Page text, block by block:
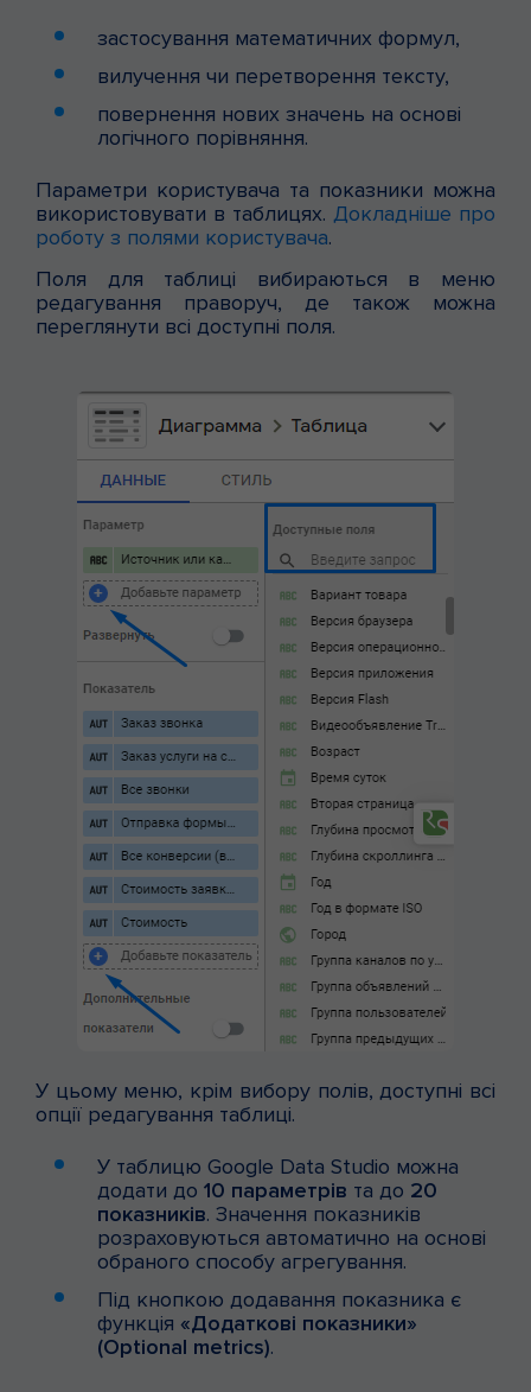
застосування математичних формул,
вилучення чи перетворення тексту,
повернення нових значень на основі
логічного порівняння.
Параметри користувача та показники можна
використовувати в таблицях. Докладніше про
роботу з полями користувача.
Поля для таблиці вибираються в меню
редагування праворуч, де також можна
переглянути всі доступні поля.
У цьому меню, крім вибору полів, доступні всі
опції редагування таблиці.
У таблицю Google Data Studio можна
додати до 10 параметрів та до 20
показників. Значення показників
розраховуються автоматично на основі
обраного способу агрегування.
Під кнопкою додавання показника є
функція «Додаткові показники»
(Optional metrics).